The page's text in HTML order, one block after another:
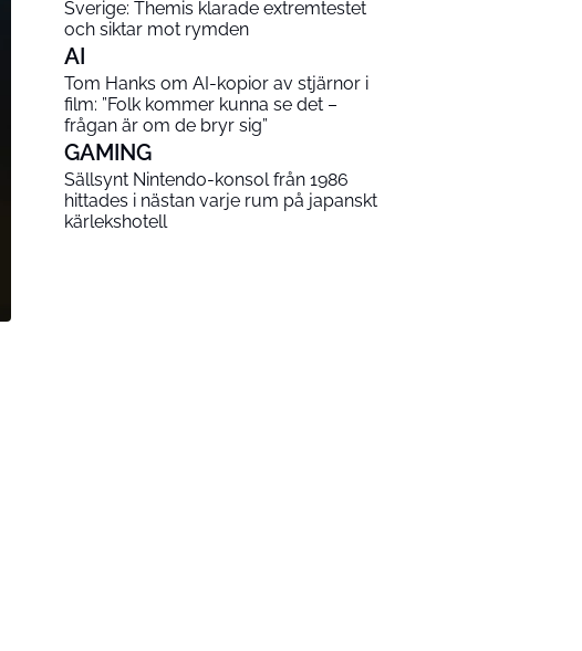
Sverige: Themis klarade extremtestet
och siktar mot rymden
AI
Tom Hanks om AI-kopior av stjärnor i
film: ”Folk kommer kunna se det –
frågan är om de bryr sig”
GAMING
Sällsynt Nintendo-konsol från 1986
hittades i nästan varje rum på japanskt
kärlekshotell